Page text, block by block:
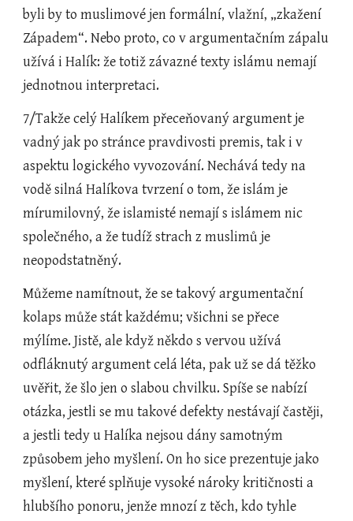
byli by to muslimové jen formální, vlažní, „zkažení
Západem“. Nebo proto, co v argumentačním zápalu
užívá i Halík: že totiž závazné texty islámu nemají
jednotnou interpretaci.
7/Takže celý Halíkem přeceňovaný argument je
vadný jak po stránce pravdivosti premis, tak i v
aspektu logického vyvozování. Nechává tedy na
vodě silná Halíkova tvrzení o tom, že islám je
mírumilovný, že islamisté nemají s islámem nic
společného, a že tudíž strach z muslimů je
neopodstatněný.
Můžeme namítnout, že se takový argumentační
kolaps může stát každému; všichni se přece
mýlíme. Jistě, ale když někdo s vervou užívá
odfláknutý argument celá léta, pak už se dá těžko
uvěřit, že šlo jen o slabou chvilku. Spíše se nabízí
otázka, jestli se mu takové defekty nestávají častěji,
a jestli tedy u Halíka nejsou dány samotným
způsobem jeho myšlení. On ho sice prezentuje jako
myšlení, které splňuje vysoké nároky kritičnosti a
hlubšího ponoru, jenže mnozí z těch, kdo tyhle